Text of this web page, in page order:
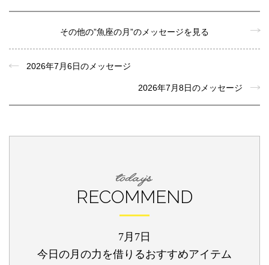
その他の”魚座の月”のメッセージを見る
2026年7月6日のメッセージ
2026年7月8日のメッセージ
RECOMMEND
7月7日
今日の月の力を借りるおすすめアイテム